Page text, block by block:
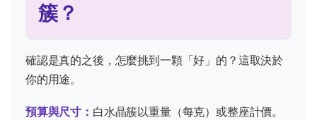
簇？
確認是真的之後，怎麼挑到一顆「好」的？這取決於
你的用途。
預算與尺寸： 白水晶簇以重量（每克）或整座計價。